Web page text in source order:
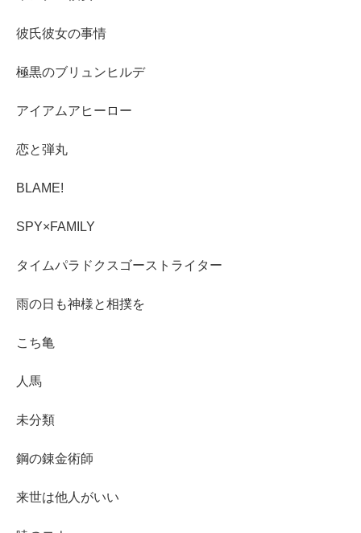
彼氏彼女の事情
極黒のブリュンヒルデ
アイアムアヒーロー
恋と弾丸
BLAME!
SPY×FAMILY
タイムパラドクスゴーストライター
雨の日も神様と相撲を
こち亀
人馬
未分類
鋼の錬金術師
来世は他人がいい